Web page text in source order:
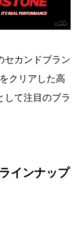
セカンドブラン
クリアした高
して注目のブラ
インナップ